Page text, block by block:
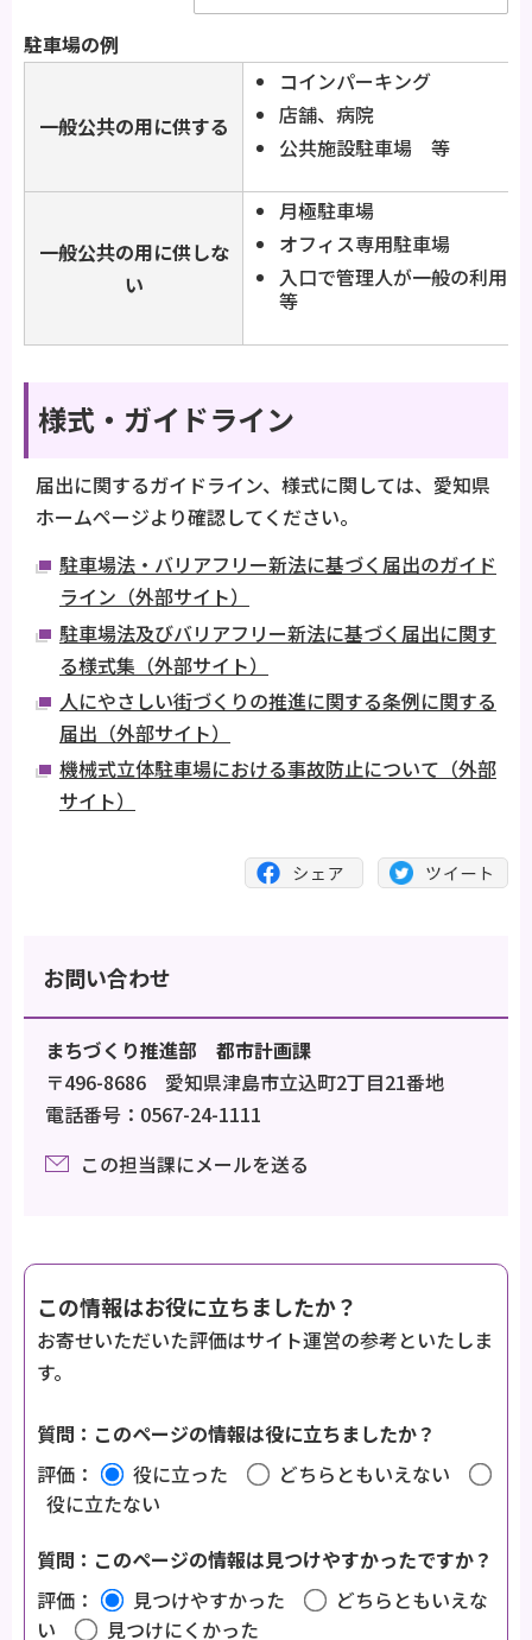
駐車場の例
一般公共の用に供する
コインパーキング
店舗、病院
公共施設駐車場 等
一般公共の用に供しな
い
月極駐車場
オフィス専用駐車場
入口で管理人が一般の利用
等
様式・ガイドライン
届出に関するガイドライン、様式に関しては、愛知県
ホームページより確認してください。
駐車場法・バリアフリー新法に基づく届出のガイド
ライン（外部サイト）
駐車場法及びバリアフリー新法に基づく届出に関す
る様式集（外部サイト）
人にやさしい街づくりの推進に関する条例に関する
届出（外部サイト）
機械式立体駐車場における事故防止について（外部
サイト）
お問い合わせ
まちづくり推進部 都市計画課
〒496-8686 愛知県津島市立込町2丁目21番地
電話番号：0567-24-1111
この担当課にメールを送る
この情報はお役に立ちましたか？
お寄せいただいた評価はサイト運営の参考といたしま
す。
質問：このページの情報は役に立ちましたか？
評価：
役に立った
どちらともいえない
役に立たない
質問：このページの情報は見つけやすかったですか？
評価：
見つけやすかった
どちらともいえな
い
見つけにくかった